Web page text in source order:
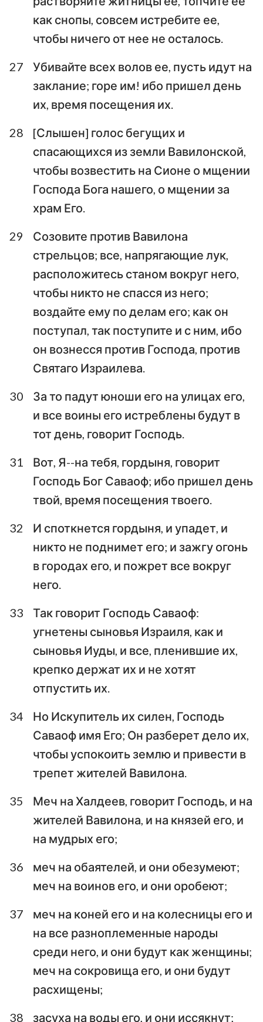
1 2 3 4 5
8
9 10 11 12 13
14
15
22
23
36
37 38 39 40 41
42
43
44 45 46 47 48
49
50
51 52
как снопы, совсем истребите ее,
чтобы ничего от нее не осталось.
27
Убивайте всех волов ее, пусть идут на
заклание; горе им! ибо пришел день
их, время посещения их.
28
[Слышен] голос бегущих и
спасающихся из земли Вавилонской,
чтобы возвестить на Сионе о мщении
Господа Бога нашего, о мщении за
храм Его.
29
Созовите против Вавилона
стрельцов; все, напрягающие лук,
расположитесь станом вокруг него,
чтобы никто не спасся из него;
воздайте ему по делам его; как он
поступал, так поступите и с ним, ибо
он вознесся против Господа, против
Святаго Израилева.
30
За то падут юноши его на улицах его,
и все воины его истреблены будут в
тот день, говорит Господь.
31
Вот, Я--на тебя, гордыня, говорит
Господь Бог Саваоф; ибо пришел день
твой, время посещения твоего.
32
И споткнется гордыня, и упадет, и
никто не поднимет его; и зажгу огонь
в городах его, и пожрет все вокруг
него.
33
Так говорит Господь Саваоф:
угнетены сыновья Израиля, как и
сыновья Иуды, и все, пленившие их,
крепко держат их и не хотят
отпустить их.
34
Но Искупитель их силен, Господь
Саваоф имя Его; Он разберет дело их,
чтобы успокоить землю и привести в
трепет жителей Вавилона.
35
Меч на Халдеев, говорит Господь, и на
жителей Вавилона, и на князей его, и
на мудрых его;
36
меч на обаятелей, и они обезумеют;
меч на воинов его, и они оробеют;
37
меч на коней его и на колесницы его и
на все разноплеменные народы
среди него, и они будут как женщины;
меч на сокровища его, и они будут
расхищены;
38
засуха на воды его, и они иссякнут;